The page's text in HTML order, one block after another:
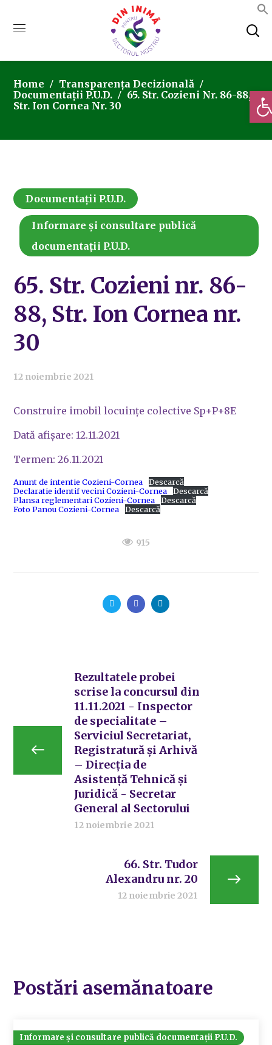
Home
Transparența Decizională
Documentații P.U.D.
65. Str. Cozieni Nr. 86-88,
Str. Ion Cornea Nr. 30
Documentații P.U.D.
Informare și consultare publică
documentații P.U.D.
65. Str. Cozieni nr. 86-
88, Str. Ion Cornea nr.
30
12 noiembrie 2021
Construire imobil locuințe colective Sp+P+8E
Dată afișare: 12.11.2021
Termen: 26.11.2021
Anunt de intentie Cozieni-Cornea
Descarcă
Declaratie identif vecini Cozieni-Cornea
Descarcă
Plansa reglementari Cozieni-Cornea
Descarcă
Foto Panou Cozieni-Cornea
Descarcă
915
Rezultatele probei
scrise la concursul din
11.11.2021 - Inspector
de specialitate –
Serviciul Secretariat,
Registratură și Arhivă
– Direcția de
Asistență Tehnică și
Juridică - Secretar
General al Sectorului
12 noiembrie 2021
66. Str. Tudor
Alexandru nr. 20
12 noiembrie 2021
Postări asemănatoare
Informare și consultare publică documentații P.U.D.